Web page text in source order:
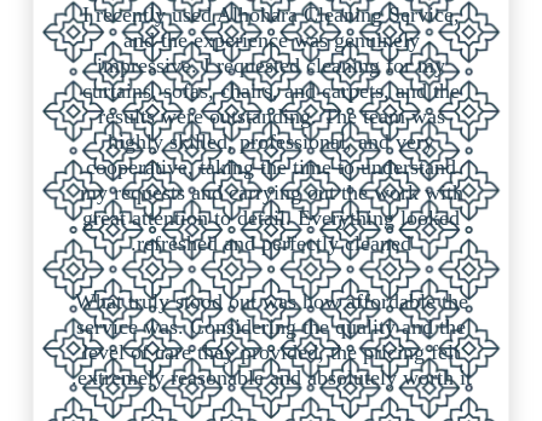
I recently used Alhohara Cleaning Service,
and the experience was genuinely
impressive. I requested cleaning for my
curtains, sofas, chairs, and carpets, and the
results were outstanding. The team was
highly skilled, professional, and very
cooperative, taking the time to understand
my requests and carrying out the work with
great attention to detail. Everything looked
refreshed and perfectly cleaned.
What truly stood out was how affordable the
service was. Considering the quality and the
level of care they provided, the pricing felt
extremely reasonable and absolutely worth it.